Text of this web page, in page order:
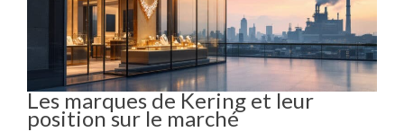
Les marques de Kering et leur
position sur le marché